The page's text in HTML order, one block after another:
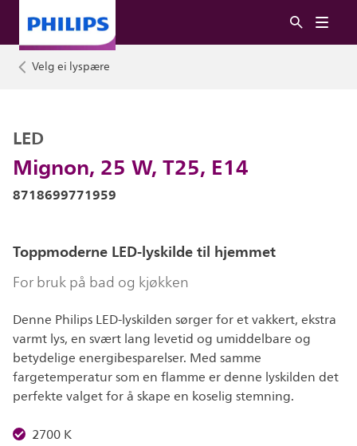
Velg ei lyspære
Mignon, 25 W, T25, E14
LED
8718699771959
Toppmoderne LED-lyskilde til hjemmet
For bruk på bad og kjøkken
Denne Philips LED-lyskilden sørger for et vakkert, ekstra
varmt lys, en svært lang levetid og umiddelbare og
betydelige energibesparelser. Med samme
fargetemperatur som en flamme er denne lyskilden det
perfekte valget for å skape en koselig stemning.
2700 K